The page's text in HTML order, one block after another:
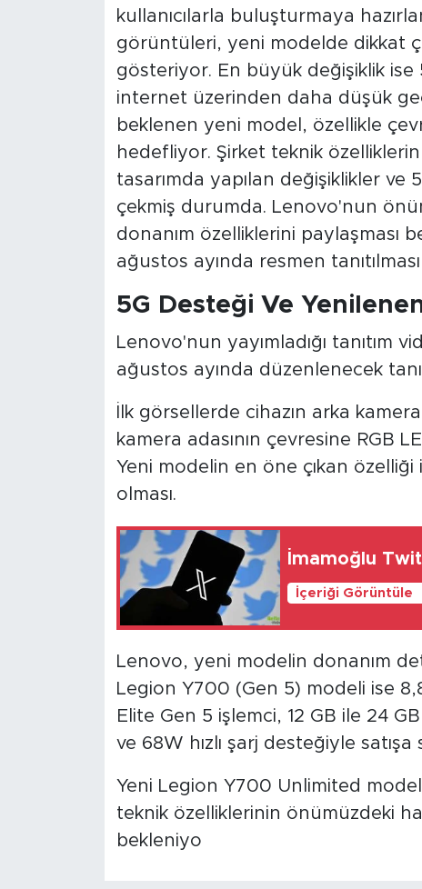
kullanıcılarla buluşturmaya
görüntüleri, yeni modelde dikkat
gösteriyor. En büyük değişiklik ise
internet üzerinden daha düşük
beklenen yeni model, özellikle
hedefliyor. Şirket teknik özelliklerin
tasarımda yapılan değişiklikler ve
çekmiş durumda. Lenovo'nun
donanım özelliklerini paylaşması
ağustos ayında resmen
5G Desteği Ve
Lenovo'nun yayımladığı tanıtım
ağustos ayında düzenlenecek
İlk görsellerde cihazın arka
kamera adasının çevresine RGB
Yeni modelin en öne çıkan
olması.
İmamoğlu
İçeriği Görüntüle
Lenovo, yeni modelin donanım
Legion Y700 (Gen 5) modeli ise
Elite Gen 5 işlemci, 12 GB ile 24
ve 68W hızlı şarj desteğiyle
Yeni Legion Y700 Unlimited
teknik özelliklerinin önümüzdeki
bekleniyo